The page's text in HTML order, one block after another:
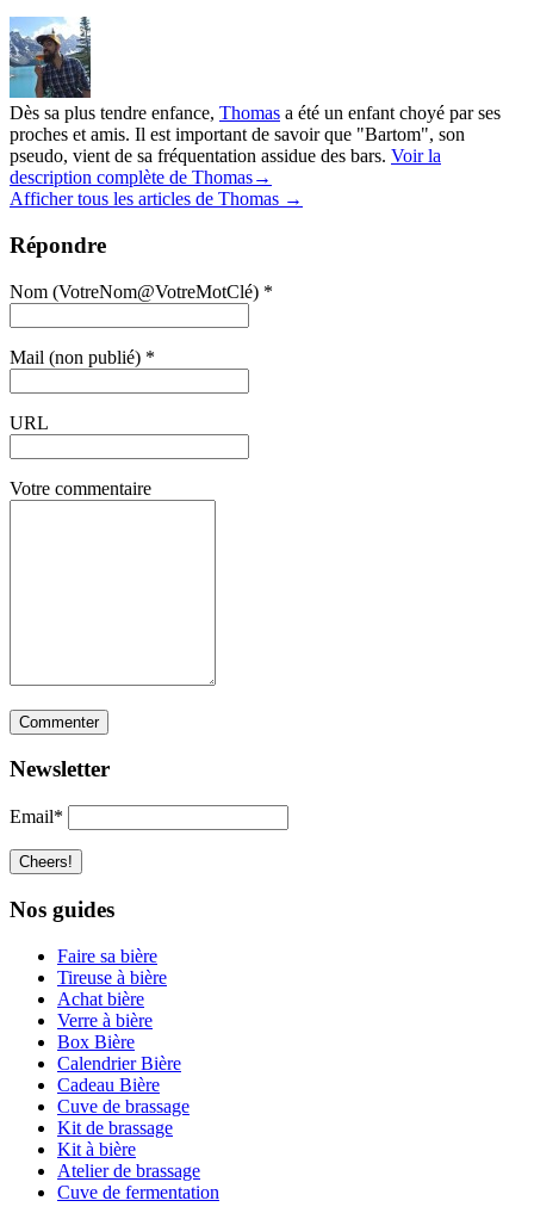
Dès sa plus tendre enfance, Thomas a été un enfant choyé par ses
proches et amis. Il est important de savoir que "Bartom", son
pseudo, vient de sa fréquentation assidue des bars. Voir la
description complète de Thomas→
Afficher tous les articles de Thomas →
Répondre
Nom (VotreNom@VotreMotClé) *
Mail (non publié) *
URL
Votre commentaire
Newsletter
Email*
Nos guides
Faire sa bière
Tireuse à bière
Achat bière
Verre à bière
Box Bière
Calendrier Bière
Cadeau Bière
Cuve de brassage
Kit de brassage
Kit à bière
Atelier de brassage
Cuve de fermentation